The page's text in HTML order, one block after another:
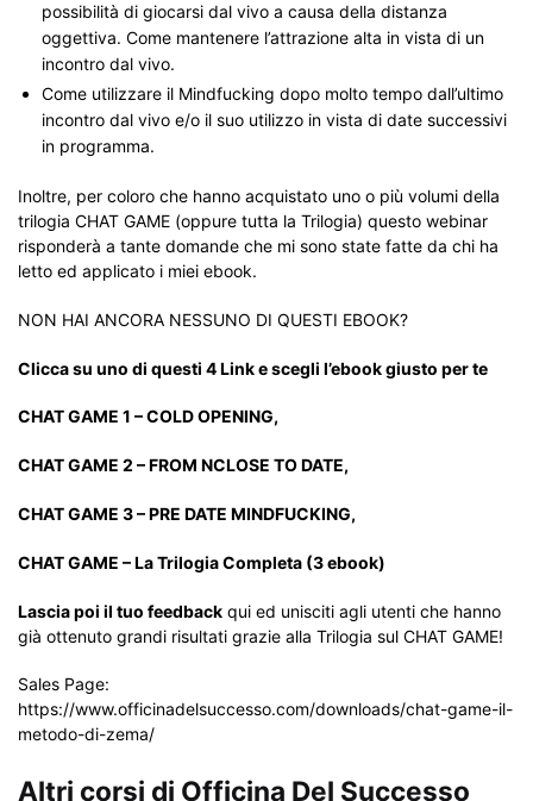
possibilità di giocarsi dal vivo a causa della distanza
oggettiva. Come mantenere l’attrazione alta in vista di un
incontro dal vivo.
Come utilizzare il Mindfucking dopo molto tempo dall’ultimo
incontro dal vivo e/o il suo utilizzo in vista di date successivi
in programma.
Inoltre, per coloro che hanno acquistato uno o più volumi della
trilogia CHAT GAME (oppure tutta la Trilogia) questo webinar
risponderà a tante domande che mi sono state fatte da chi ha
letto ed applicato i miei ebook.
NON HAI ANCORA NESSUNO DI QUESTI EBOOK?
Clicca su uno di questi 4 Link e scegli l’ebook giusto per te
CHAT GAME 1 – COLD OPENING,
CHAT GAME 2 – FROM NCLOSE TO DATE,
CHAT GAME 3 – PRE DATE MINDFUCKING,
CHAT GAME – La Trilogia Completa (3 ebook)
Lascia poi il tuo feedback qui ed unisciti agli utenti che hanno
già ottenuto grandi risultati grazie alla Trilogia sul CHAT GAME!
Sales Page:
https://www.officinadelsuccesso.com/downloads/chat-game-il-
metodo-di-zema/
Altri corsi di Officina Del Successo